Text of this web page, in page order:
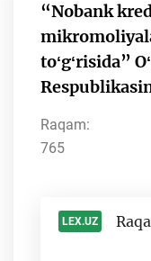
“Nobank
toʻgʻrisida”
Raqam:
765
LEX.UZ